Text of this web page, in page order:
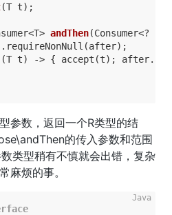
(T t) ;
andThen(Consumer<?
(T t) -> { accept(t);
参数，返回一个R类型的结
的传入参数和范围
类型稍有不慎就会出错，复杂
麻烦的事。